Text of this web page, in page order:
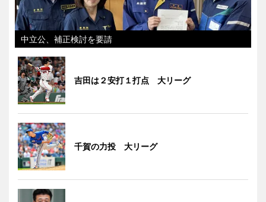
中立公、補正検討を要請
吉田は２安打１打点 大リーグ
千賀の力投 大リーグ